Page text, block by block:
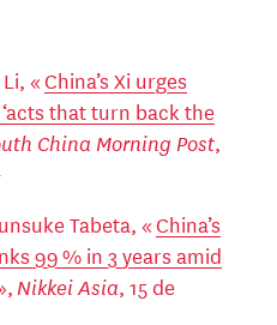
«China’s Xi urges
that turn back the
China Morning Post,
Tabeta, «China’s
99 % in 3 years amid
Nikkei Asia, 15 de